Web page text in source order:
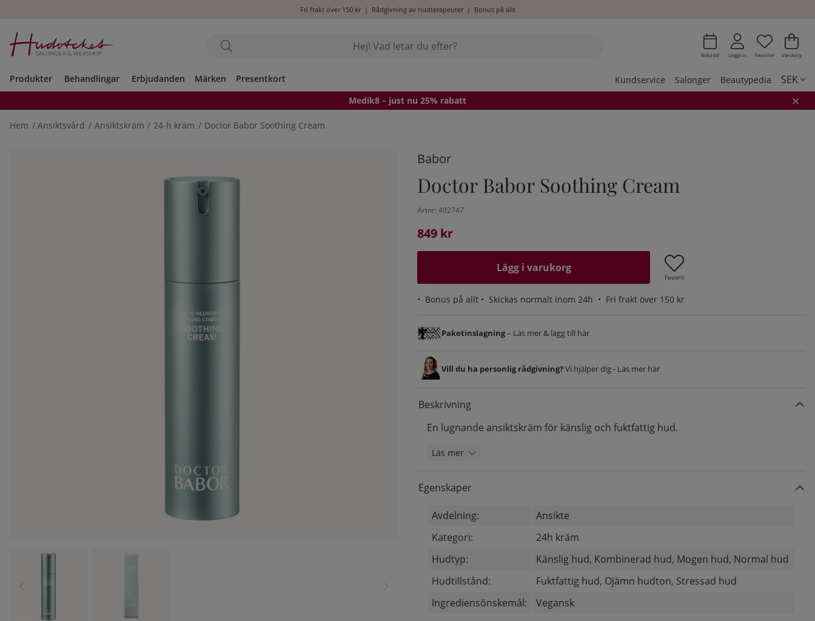
Fri frakt över 150 kr| Rådgivning av hudterapeuter| Bonus på allt
Boka tid Logga in Antal i
.
Favoriter .
Varukorg
Produkter Behandlingar Erbjudanden Märken Presentkort Kundservice Salonger Beautypedia SEK
Medik8 – just nu 25% rabatt
Hem Ansiktsvård Ansiktskräm 24-h kräm Doctor Babor Soothing Cream
Babor
Doctor Babor Soothing Cream
Artnr: 402747
849 kr
Lägg i varukorg
Favorit
• Bonus på allt • Skickas normalt inom 24h • Fri frakt över 150 kr
Paketinslagning– Läs mer & lägg till här
Vill du ha personlig rådgivning?Vi hjälper dig - Läs mer här
Beskrivning
En lugnande ansiktskräm för känslig och fuktfattig hud.
Läs mer
Egenskaper
Avdelning:
Ansikte
Kategori:
24h kräm
Hudtyp:
Känslig hud, Kombinerad hud, Mogen hud, Normal hud
Hudtillstånd:
Fuktfattig hud, Ojämn hudton, Stressad hud
Ingrediensönskemål:
Vegansk